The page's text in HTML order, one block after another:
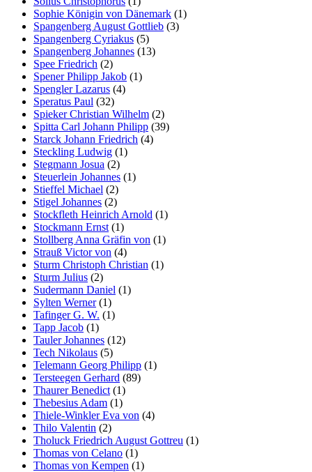
Sophie Königin von Dänemark (1)
Spangenberg August Gottlieb (3)
Spangenberg Cyriakus (5)
Spangenberg Johannes (13)
Spee Friedrich (2)
Spener Philipp Jakob (1)
Spengler Lazarus (4)
Speratus Paul (32)
Spieker Christian Wilhelm (2)
Spitta Carl Johann Philipp (39)
Starck Johann Friedrich (4)
Steckling Ludwig (1)
Stegmann Josua (2)
Steuerlein Johannes (1)
Stieffel Michael (2)
Stigel Johannes (2)
Stockfleth Heinrich Arnold (1)
Stockmann Ernst (1)
Stollberg Anna Gräfin von (1)
Strauß Victor von (4)
Sturm Christoph Christian (1)
Sturm Julius (2)
Sudermann Daniel (1)
Sylten Werner(1)
Tafinger G. W. (1)
Tapp Jacob (1)
Tauler Johannes (12)
Tech Nikolaus (5)
Telemann Georg Philipp (1)
Tersteegen Gerhard (89)
Thaurer Benedict (1)
Thebesius Adam (1)
Thiele-Winkler Eva von (4)
Thilo Valentin (2)
Tholuck Friedrich August Gottreu (1)
Thomas von Celano (1)
Thomas von Kempen (1)